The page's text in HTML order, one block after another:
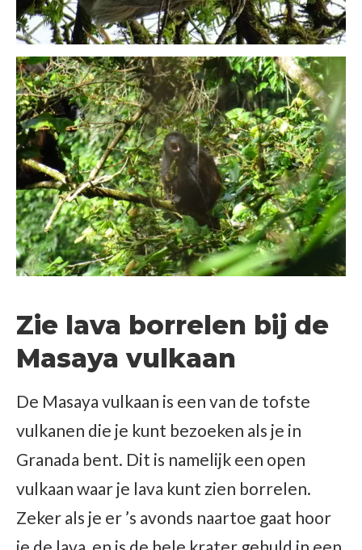
Zie lava borrelen bij de
Masaya vulkaan
De Masaya vulkaan is een van de tofste
vulkanen die je kunt bezoeken als je in
Granada bent. Dit is namelijk een open
vulkaan waar je lava kunt zien borrelen.
Zeker als je er ’s avonds naartoe gaat hoor